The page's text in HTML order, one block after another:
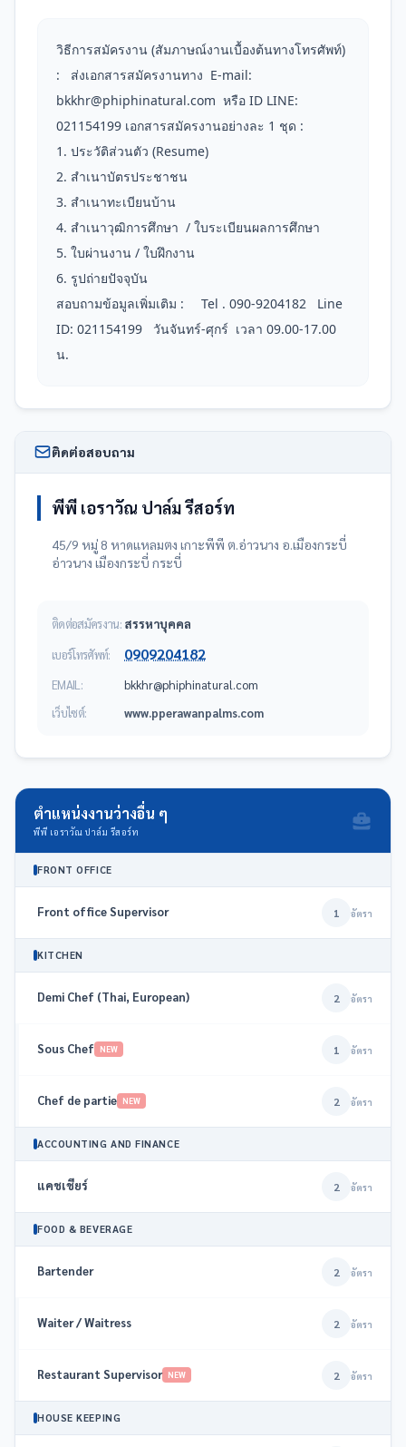
วิธีการสมัครงาน (สัมภาษณ์งานเบื้องต้นทางโทรศัพท์)
:   ส่งเอกสารสมัครงานทาง  E-mail:
bkkhr@phiphinatural.com  หรือ ID LINE:
021154199 เอกสารสมัครงานอย่างละ 1 ชุด :
1. ประวัติส่วนตัว (Resume)
2. สำเนาบัตรประชาชน
3. สำเนาทะเบียนบ้าน
4. สำเนาวุฒิการศึกษา  / ใบระเบียนผลการศึกษา
5. ใบผ่านงาน / ใบฝึกงาน
6. รูปถ่ายปัจจุบัน
สอบถามข้อมูลเพิ่มเติม : 	Tel . 090-9204182   Line
ID: 021154199   วันจันทร์-ศุกร์  เวลา 09.00-17.00
น.
ติดต่อสอบถาม
พีพี เอราวัณ ปาล์ม รีสอร์ท
45/9 หมู่ 8 หาดแหลมตง เกาะพีพี ต.อ่าวนาง อ.เมืองกระบี่
อ่าวนาง เมืองกระบี่ กระบี่
ติดต่อสมัครงาน: สรรหาบุคคล
เบอร์โทรศัพท์:
0909204182
EMAIL:
moc.larutanihpihp@rhkkb
เว็บไซต์:
www.pperawanpalms.com
ตำแหน่งงานว่างอื่น ๆ
พีพี เอราวัณ ปาล์ม รีสอร์ท
FRONT OFFICE
Front office Supervisor 1 อัตรา
KITCHEN
Demi Chef (Thai, European) 2 อัตรา
Sous Chef NEW 1 อัตรา
Chef de partie NEW 2 อัตรา
ACCOUNTING AND FINANCE
แคชเชียร์ 2 อัตรา
FOOD & BEVERAGE
Bartender 2 อัตรา
Waiter / Waitress 2 อัตรา
Restaurant Supervisor NEW 2 อัตรา
HOUSE KEEPING